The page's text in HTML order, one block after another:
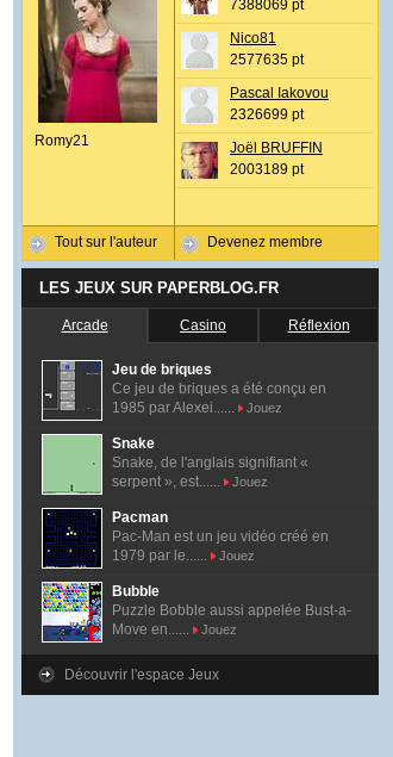
Romy21
Tout sur l'auteur
7388069 pt
Nico81
2577635 pt
Pascal Iakovou
2326699 pt
Joël BRUFFIN
2003189 pt
Devenez membre
LES JEUX SUR PAPERBLOG.FR
Arcade Casino Réflexion
Jeu de briques
Ce jeu de briques a été conçu en
1985 par Alexei......
Jouez
Snake
Snake, de l'anglais signifiant «
serpent », est......
Jouez
Pacman
Pac-Man est un jeu vidéo créé en
1979 par le......
Jouez
Bubble
Puzzle Bobble aussi appelée Bust-a-
Move en......
Jouez
Découvrir l'espace Jeux